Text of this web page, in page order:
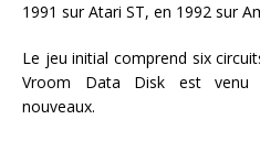
1991 sur Atari ST, en 1992 sur
Le jeu initial comprend six
Vroom Data Disk est venu
nouveaux.